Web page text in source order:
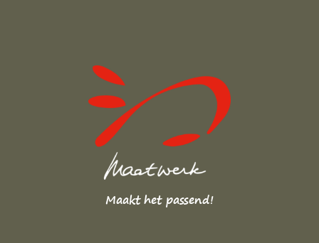
Maakt het passend!